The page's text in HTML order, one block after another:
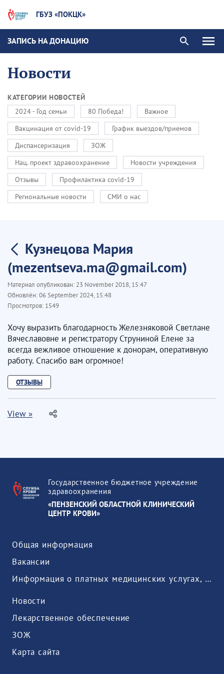
ГБУЗ «ПОКЦК»
ЗАПИСЬ НА ДОНАЦИЮ
Новости
КАТЕГОРИИ НОВОСТЕЙ
2024 - Год семьи
80 Победа!
Важное
Вакцинация от covid-19
График выездов/приемов
Диспансеризация
ЗОЖ
Нац. проект здравоохранение
Новости учреждения
Отзывы
Профилактика covid-19
Региональные новости
СМИ о нас
Кузнецова Мария
(mezentseva.ma@gmail.com)
Материал опубликован: 23 November 2018, 15:47
Обновлён:06 September 2024, 15:48
Просмотров: 1549
Хочу выразить благодарность Железняковой Светлане
Вячеславовне и регистратору Струниной Елене за
всегда вежливое отношение к донорам, оперативную
работу. Спасибо вам огромное!
ОТЗЫВЫ
View »
Государственное бюджетное учреждение
здравоохранения
«ПЕНЗЕНСКИЙ ОБЛАСТНОЙ КЛИНИЧЕСКИЙ
ЦЕНТР КРОВИ»
Общая информация
Вакансии
Информация о платных медицинских услугах, предоставляемых медицинской организацией
Новости
Лекарственное обеспечение
ЗОЖ
Карта сайта